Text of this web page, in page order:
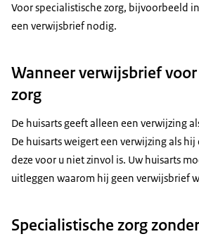
Voor specialistische zorg, bijvoorbeeld
een verwijsbrief nodig.
Wanneer verwijsbrief
zorg
De huisarts geeft alleen een verwijzing
De huisarts weigert een verwijzing als
deze voor u niet zinvol is. Uw huisarts
uitleggen waarom hij geen verwijsbrief
Specialistische zorg